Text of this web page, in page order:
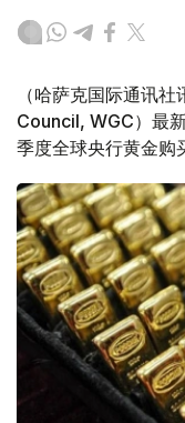
（哈萨克国际通讯
Council, WGC）最
季度全球央行黄金购